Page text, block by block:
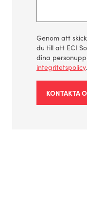
Genom att
du till att ECI
dina
integritetspolicy.
KONTAKTA